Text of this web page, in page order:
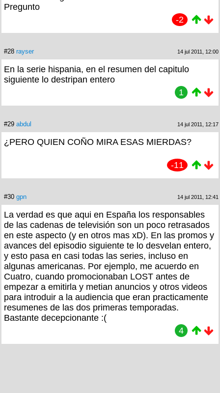
Pregunto
-2
#28 rayser 14 jul 2011, 12:00
En la serie hispania, en el resumen del capitulo
siguiente lo destripan entero
1
#29 abdul 14 jul 2011, 12:17
¿PERO QUIEN COÑO MIRA ESAS MIERDAS?
-11
#30 gpn 14 jul 2011, 12:41
La verdad es que aqui en España los responsables
de las cadenas de televisión son un poco retrasados
en este aspecto (y en otros mas xD). En las promos y
avances del episodio siguiente te lo desvelan entero,
y esto pasa en casi todas las series, incluso en
algunas americanas. Por ejemplo, me acuerdo en
Cuatro, cuando promocionaban LOST antes de
empezar a emitirla y metian anuncios y otros videos
para introduir a la audiencia que eran practicamente
resumenes de las dos primeras temporadas.
Bastante decepcionante :(
4